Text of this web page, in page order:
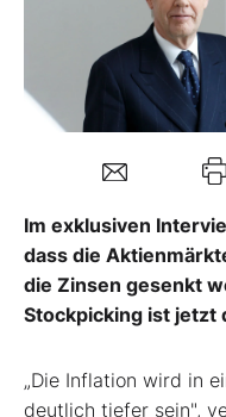
Folgen Sie uns
Kontakt
Im exklusiven
dass die
die Zinsen gesenkt
Stockpicking ist jetzt
„Die Inflation wird in
deutlich tiefer sein",